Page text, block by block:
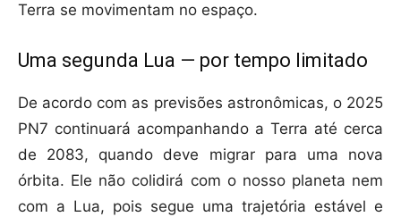
Terra se movimentam no espaço.
Uma segunda Lua — por tempo limitado
De acordo com as previsões astronômicas, o 2025
PN7 continuará acompanhando a Terra até cerca
de 2083, quando deve migrar para uma nova
órbita. Ele não colidirá com o nosso planeta nem
com a Lua, pois segue uma trajetória estável e